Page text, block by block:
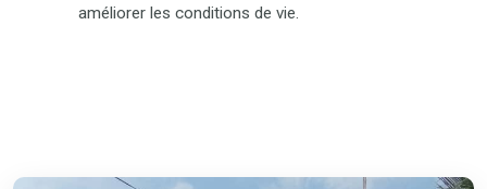
améliorer les conditions de vie.